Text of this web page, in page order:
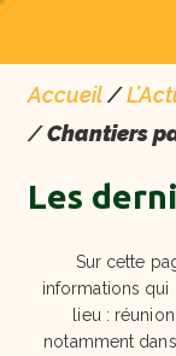
Accueil/
/Chantiers
Les
Sur cette
informations qui
lieu :
notamment